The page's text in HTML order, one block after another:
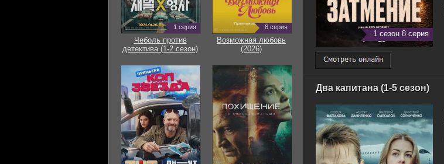
1 сезон 8 серия
Два капитана (1-5 сезон)
1 серия
Чеболь против
детектива (1-2 сезон)
8 серия
Возможная любовь
(2026)